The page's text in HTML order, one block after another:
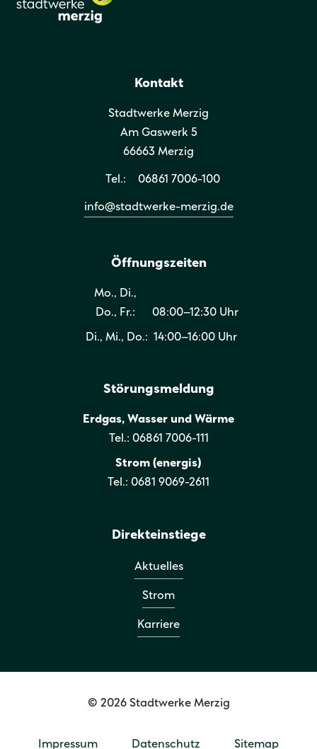
Kontakt
Stadtwerke Merzig
Am Gaswerk 5
66663 Merzig
Tel.: 06861 7006-100
info@stadtwerke-merzig.de
Öffnungszeiten
Mo., Di.,
Do., Fr.:
08:00–12:30 Uhr
Di., Mi., Do.: 14:00–16:00 Uhr
Störungsmeldung
Erdgas, Wasser und Wärme
Tel.: 06861 7006-111
Strom (energis)
Tel.: 0681 9069-2611
Direkteinstiege
Aktuelles
Strom
Karriere
© 2026 Stadtwerke Merzig
Impressum Datenschutz Sitemap